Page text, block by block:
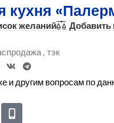
кухня
желаний
Добавить
, тэк
и другим вопросам по